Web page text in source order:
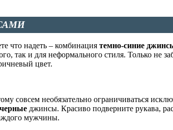
что надеть – комбинация темно-синие
так и для неформального стиля. Только не
цвет.
совсем необязательно ограничиваться
черные джинсы. Красиво подверните рукава,
мужчины.